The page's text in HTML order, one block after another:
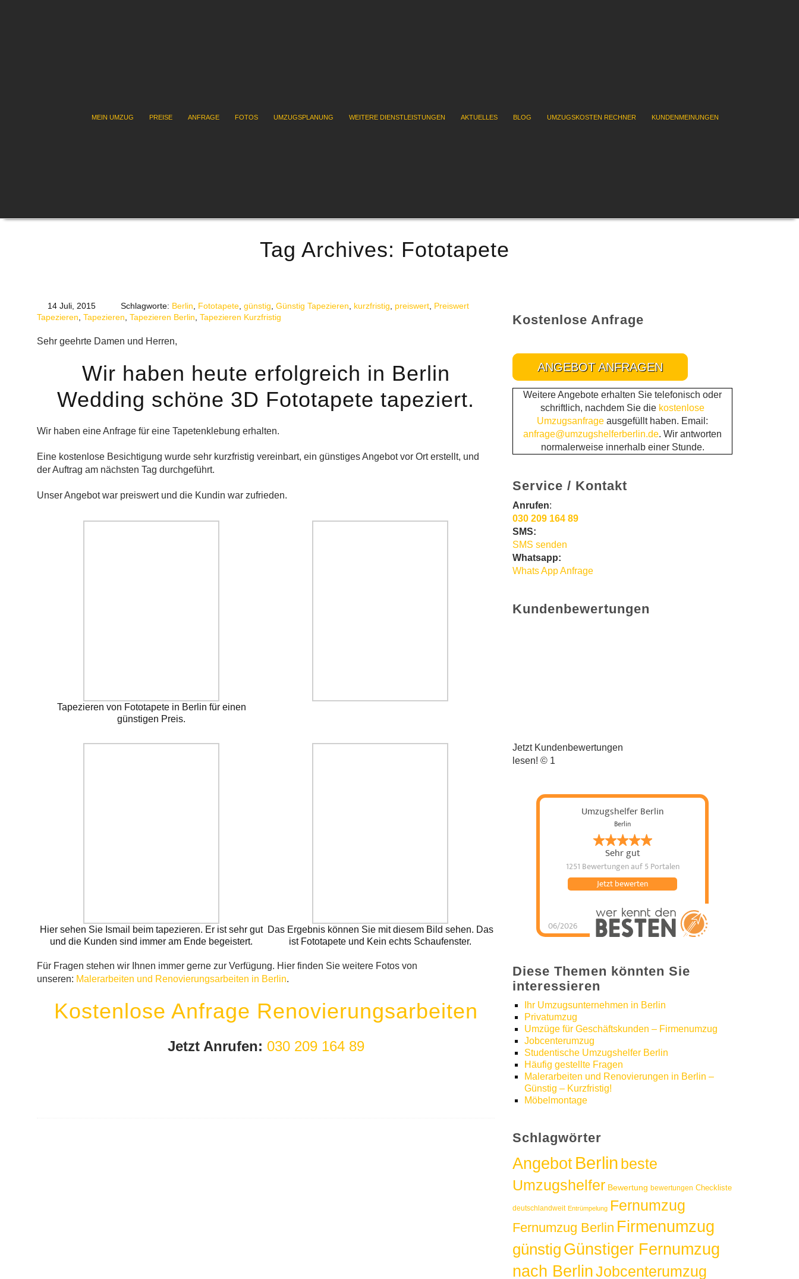
MEIN UMZUG PREISE ANFRAGE FOTOS UMZUGSPLANUNG WEITERE DIENSTLEISTUNGEN AKTUELLES BLOG UMZUGSKOSTEN RECHNER KUNDENMEINUNGEN
Tag Archives: Fototapete
14 Juli, 2015 Schlagworte: Berlin Fototapete günstig Günstig Tapezieren kurzfristig preiswert Preiswert
Tapezieren Tapezieren Tapezieren Berlin Tapezieren Kurzfristig
Sehr geehrte Damen und Herren,
Wir haben heute erfolgreich in Berlin
Wedding schöne 3D Fototapete tapeziert.
Wir haben eine Anfrage für eine Tapetenklebung erhalten.
Eine kostenlose Besichtigung wurde sehr kurzfristig vereinbart, ein günstiges Angebot vor Ort erstellt, und
der Auftrag am nächsten Tag durchgeführt.
Unser Angebot war preiswert und die Kundin war zufrieden.
Tapezieren von Fototapete in Berlin für einen
günstigen Preis.
Hier sehen Sie Ismail beim tapezieren. Er ist sehr gut
und die Kunden sind immer am Ende begeistert.
Das Ergebnis können Sie mit diesem Bild sehen. Das
ist Fototapete und Kein echts Schaufenster.
Für Fragen stehen wir Ihnen immer gerne zur Verfügung. Hier finden Sie weitere Fotos von
unseren: Malerarbeiten und Renovierungsarbeiten in Berlin.
Kostenlose Anfrage Renovierungsarbeiten
Jetzt Anrufen: 030 209 164 89
Kostenlose Anfrage
ANGEBOT ANFRAGEN
Weitere Angebote erhalten Sie telefonisch oder
schriftlich, nachdem Sie die kostenlose
Umzugsanfrage ausgefüllt haben. Email:
anfrage@umzugshelferberlin.de. Wir antworten
normalerweise innerhalb einer Stunde.
Service / Kontakt
Anrufen:
030 209 164 89
SMS:
SMS senden
Whatsapp:
Whats App Anfrage
Kundenbewertungen
Jetzt Kundenbewertungen
lesen! © 1
Umzugshelfer Berlin
Berlin
Sehr gut
1251 Bewertungenauf 5 Portalen
06/2026
Jetzt bewerten
Umzugshelfer Berlin
hat5von5 Sternen |
werkenntdenBESTEN.de
Diese Themen könnten Sie
interessieren
Ihr Umzugsunternehmen in Berlin
Privatumzug
Umzüge für Geschäftskunden – Firmenumzug
Jobcenterumzug
Studentische Umzugshelfer Berlin
Häufig gestellte Fragen
Malerarbeiten und Renovierungen in Berlin –
Günstig – Kurzfristig!
Möbelmontage
Schlagwörter
AngebotBerlin beste
Umzugshelfer Bewertung bewertungen Checkliste
deutschlandweit Entrümpelung Fernumzug
Fernumzug Berlin Firmenumzug
günstig Günstiger Fernumzug
nach BerlinJobcenterumzug